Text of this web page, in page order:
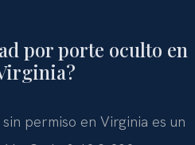
por porte oculto en
permiso en Virginia es un